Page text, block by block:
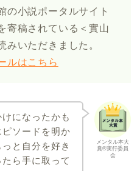
の小説ポータルサイト
寄稿されている＜實山
みいただきました。
ルはこちら
メンタル本大
賞®実行委員
会
になったかも
ソードを明か
と自分を好き
ら手に取って